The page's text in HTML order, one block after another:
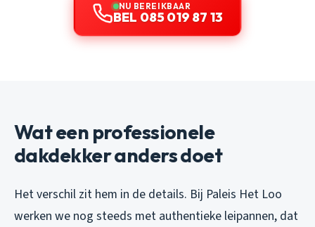
NU BEREIKBAAR
BEL 085 019 87 13
Wat een professionele
dakdekker anders doet
Het verschil zit hem in de details. Bij Paleis Het Loo
werken we nog steeds met authentieke leipannen, dat